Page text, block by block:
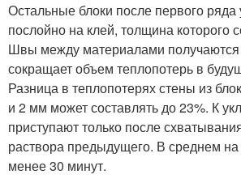
Остальные блоки после первого
послойно на клей, толщина которого
Швы между материалами получаются
сокращает объем теплопотерь в
Разница в теплопотерях стены из
и 2 мм может составлять до 23%. К
приступают только после
раствора предыдущего. В среднем на
менее 30 минут.